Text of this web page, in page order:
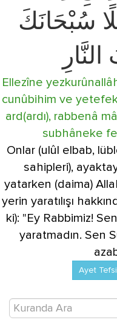
سُبْحَانَكَ
Ellezîne
cunûbihim ve
ard(ardı), rabbenâ
subhâneke
Onlar (ulûl elbab,
sahipleri),
yatarken (daima)
yerin yaratılışı
ki): "Ey Rabbimiz!
yaratmadın. Sen
Ayet